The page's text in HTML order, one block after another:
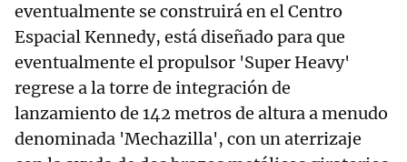
eventualmente se construirá en el Centro
Espacial Kennedy, está diseñado para que
eventualmente el propulsor 'Super Heavy'
regrese a la torre de integración de
lanzamiento de 142 metros de altura a menudo
denominada 'Mechazilla', con un aterrizaje